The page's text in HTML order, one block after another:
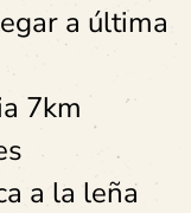
a última
7km
a la leña